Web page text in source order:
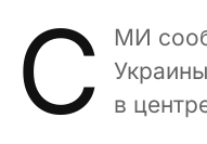
С
МИ
в